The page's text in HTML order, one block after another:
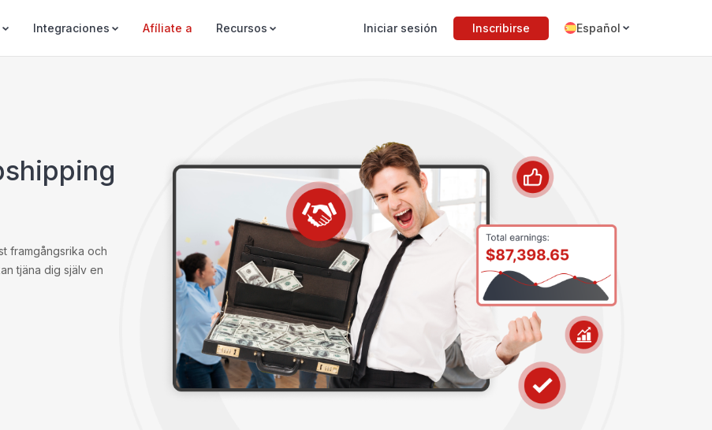
Integraciones Afíliate a Recursos Iniciar sesión Inscribirse Español
framgångsrika och
tjäna dig själv en